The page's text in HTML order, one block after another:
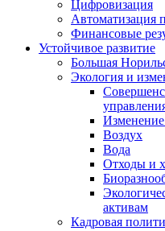
Цифровизация
Автоматизация
Финансовые
Устойчивое развитие
Большая
Экология и
Воздух
Вода
Отходы и
активам
Кадровая